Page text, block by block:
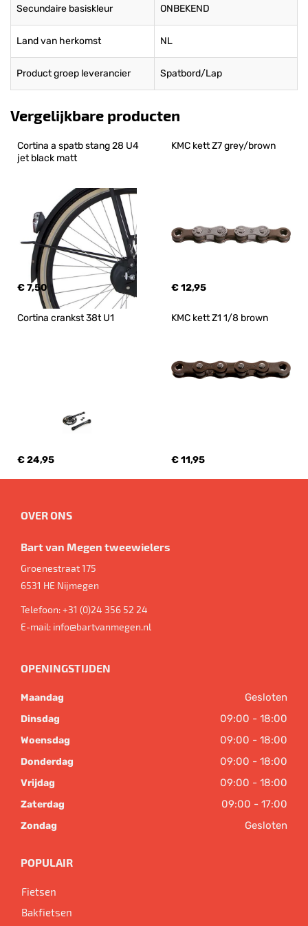
Secundaire basiskleur ONBEKEND
Land van herkomst NL
Product groep leverancier Spatbord/Lap
Vergelijkbare producten
Cortina a spatb stang 28 U4
jet black matt
€ 7,50
KMC kett Z7 grey/brown
€ 12,95
Cortina crankst 38t U1
€ 24,95
KMC kett Z1 1/8 brown
€ 11,95
OVER ONS
Bart van Megen tweewielers
Groenestraat 175
6531 HE Nijmegen
Telefoon:+31 (0)24 356 52 24
E-mail: info@bartvanmegen.nl
OPENINGSTIJDEN
Maandag Gesloten
Dinsdag 09:00 - 18:00
Woensdag 09:00 - 18:00
Donderdag 09:00 - 18:00
Vrijdag 09:00 - 18:00
Zaterdag 09:00 - 17:00
Zondag Gesloten
POPULAIR
Fietsen
Bakfietsen